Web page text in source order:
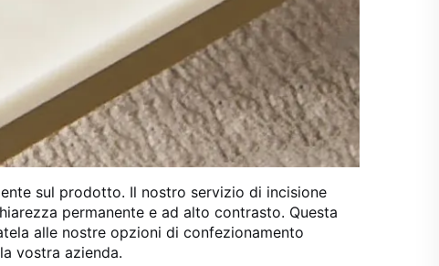
sul prodotto. Il nostro servizio di incisione
permanente e ad alto contrasto. Questa
alle nostre opzioni di confezionamento
vostra azienda.